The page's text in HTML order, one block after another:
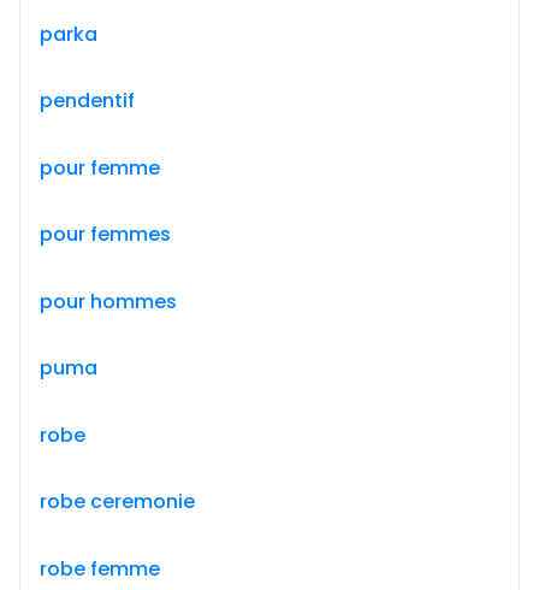
parka
pendentif
pour femme
pour femmes
pour hommes
puma
robe
robe ceremonie
robe femme